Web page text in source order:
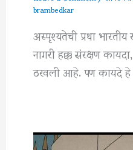
brambedkar
अस्पृश्यतेची प्रथा
नागरी हक्क संरक्षण
ठरवली आहे. पण कायदे